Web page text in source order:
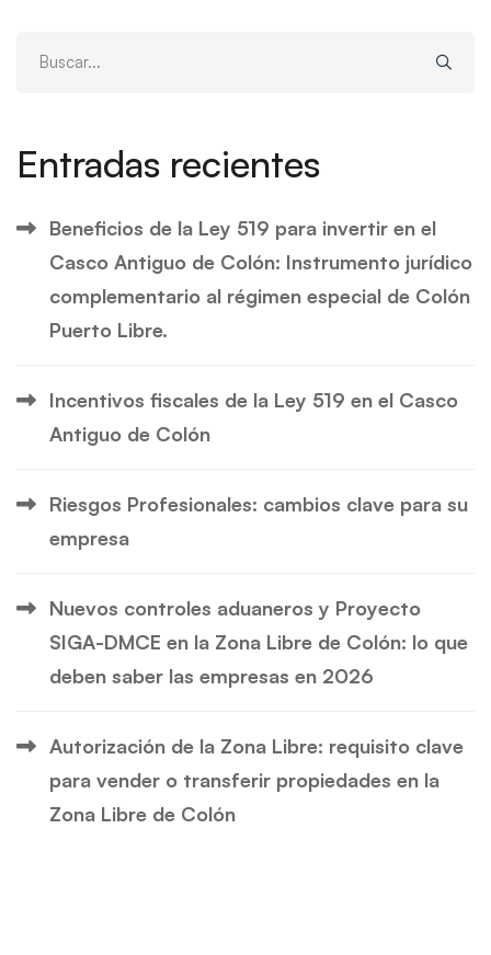
Entradas recientes
Beneficios de la Ley 519 para invertir en el
Casco Antiguo de Colón: Instrumento jurídico
complementario al régimen especial de Colón
Puerto Libre.
Incentivos fiscales de la Ley 519 en el Casco
Antiguo de Colón
Riesgos Profesionales: cambios clave para su
empresa
Nuevos controles aduaneros y Proyecto
SIGA-DMCE en la Zona Libre de Colón: lo que
deben saber las empresas en 2026
Autorización de la Zona Libre: requisito clave
para vender o transferir propiedades en la
Zona Libre de Colón